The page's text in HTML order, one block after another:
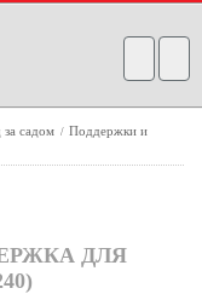
садом / Поддержки и
ДЛЯ